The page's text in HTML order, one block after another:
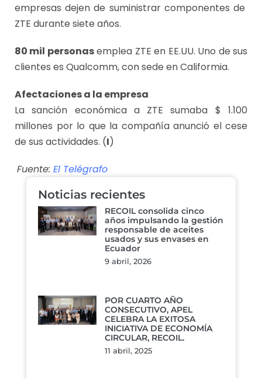
empresas dejen de suministrar componentes de
ZTE durante siete años.
80 mil personasemplea ZTE en EE.UU. Uno de sus
clientes es Qualcomm, con sede en Califormia.
Afectaciones a la empresa
La sanción económica a ZTE sumaba $ 1.100
millones por lo que la compañía anunció el cese
de sus actividades. (I)
Fuente: El Telégrafo
Noticias recientes
RECOIL consolida cinco
años impulsando la gestión
responsable de aceites
usados y sus envases en
Ecuador
9 abril, 2026
POR CUARTO AÑO
CONSECUTIVO, APEL
CELEBRA LA EXITOSA
INICIATIVA DE ECONOMÍA
CIRCULAR, RECOIL.
11 abril, 2025